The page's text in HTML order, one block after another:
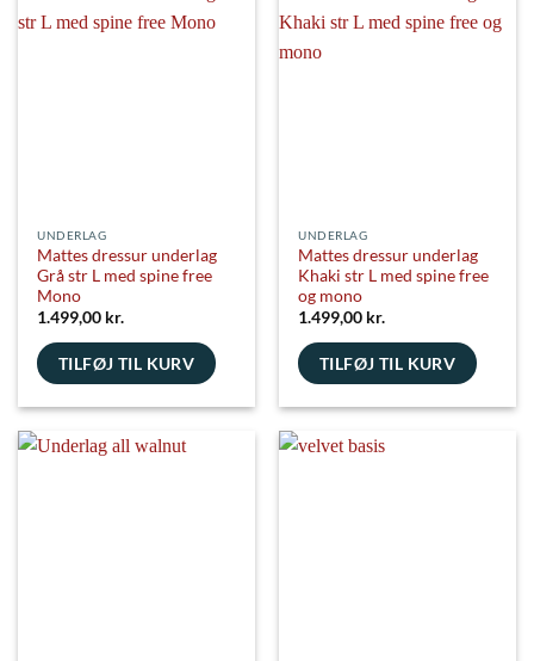
UNDERLAG
Mattes dressur underlag
Grå str L med spine free
Mono
1.499,00 kr.
TILFØJ TIL KURV
UNDERLAG
Mattes dressur underlag
Khaki str L med spine free
og mono
1.499,00 kr.
TILFØJ TIL KURV